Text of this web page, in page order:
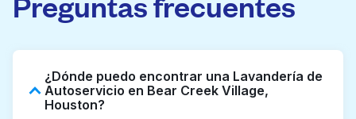
¿Dónde puedo encontrar una Lavandería de
Autoservicio en Bear Creek Village,
Houston?